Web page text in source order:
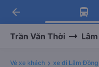
Tải app
Nhận ưu
Tải app
-30k/ghế
arrow_back
Trần Văn Thời
Vé xe khách xe đi Lâm